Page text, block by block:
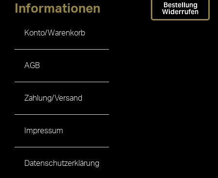
Informationen
Konto/Warenkorb
AGB
Zahlung/Versand
Impressum
Datenschutzerklärung
Bestellung
Widerrufen